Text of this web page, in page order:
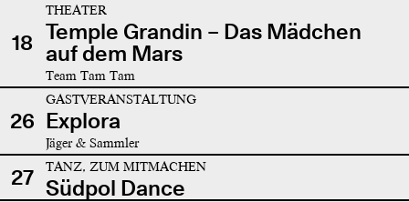
18
THEATER
Temple Grandin – Das Mädchen
auf dem Mars
Team Tam Tam
26
GASTVERANSTALTUNG
Explora
Jäger & Sammler
27 TANZ, ZUM MITMACHEN
Südpol Dance